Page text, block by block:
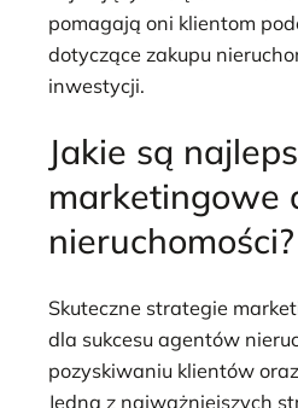
pomagają oni klientom
dotyczące zakupu
inwestycji.
Jakie są
marketingowe
nieruchomości?
Skuteczne strategie
dla sukcesu agentów
pozyskiwaniu klientów
Jedną z najważniejszych